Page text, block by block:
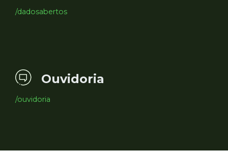
/dadosabertos
Ouvidoria
/ouvidoria